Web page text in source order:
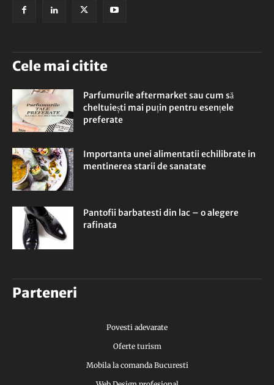
Cele mai citite
Parfumurile aftermarket sau cum să
cheltuiești mai puțin pentru esențele
preferate
Importanta unei alimentatii echilibrate in
mentinerea starii de sanatate
Pantofii barbatesti din lac – o alegere
rafinata
Parteneri
Povesti adevarate
Oferte turism
Mobila la comanda Bucuresti